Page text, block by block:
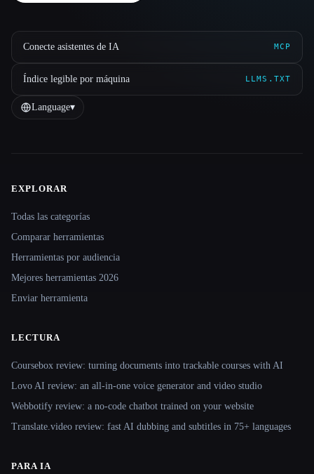
Conecte asistentes de IA MCP
Índice legible por máquina LLMS.TXT
Language▾
Site navigation
EXPLORAR
Todas las categorías
Comparar herramientas
Herramientas por audiencia
Mejores herramientas 2026
Enviar herramienta
LECTURA
Coursebox review: turning documents into trackable courses with AI
Lovo AI review: an all-in-one voice generator and video studio
Webbotify review: a no-code chatbot trained on your website
Translate.video review: fast AI dubbing and subtitles in 75+ languages
PARA IA